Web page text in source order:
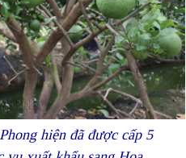
hiện đã được cấp 5